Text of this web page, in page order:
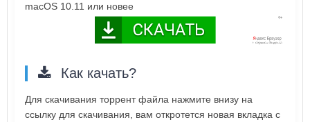
macOS 10.11 или новее
Как качать?
Для скачивания торрент файла нажмите внизу на
ссылку для скачивания, вам откротется новая вкладка с